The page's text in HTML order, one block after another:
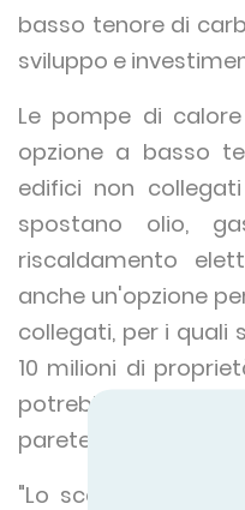
basso tenore di
sviluppo e
Le pompe di
opzione a basso
edifici non
spostano olio,
riscaldamento
anche un'opzione
collegati, per i quali
10 milioni di
potrebbero essere
parete e a soppalco.
"Lo scenario per